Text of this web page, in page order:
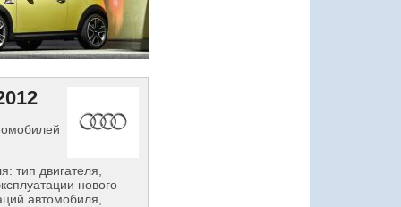
тип двигателя,
нового
автомобиля,